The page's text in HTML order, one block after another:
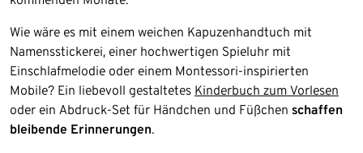
Wie wäre es mit einem weichen Kapuzenhandtuch mit
Namensstickerei, einer hochwertigen Spieluhr mit
Einschlafmelodie oder einem Montessori-inspirierten
Mobile? Ein liebevoll gestaltetes Kinderbuch zum Vorlesen
oder ein Abdruck-Set für Händchen und Füßchen schaffen
bleibende Erinnerungen.